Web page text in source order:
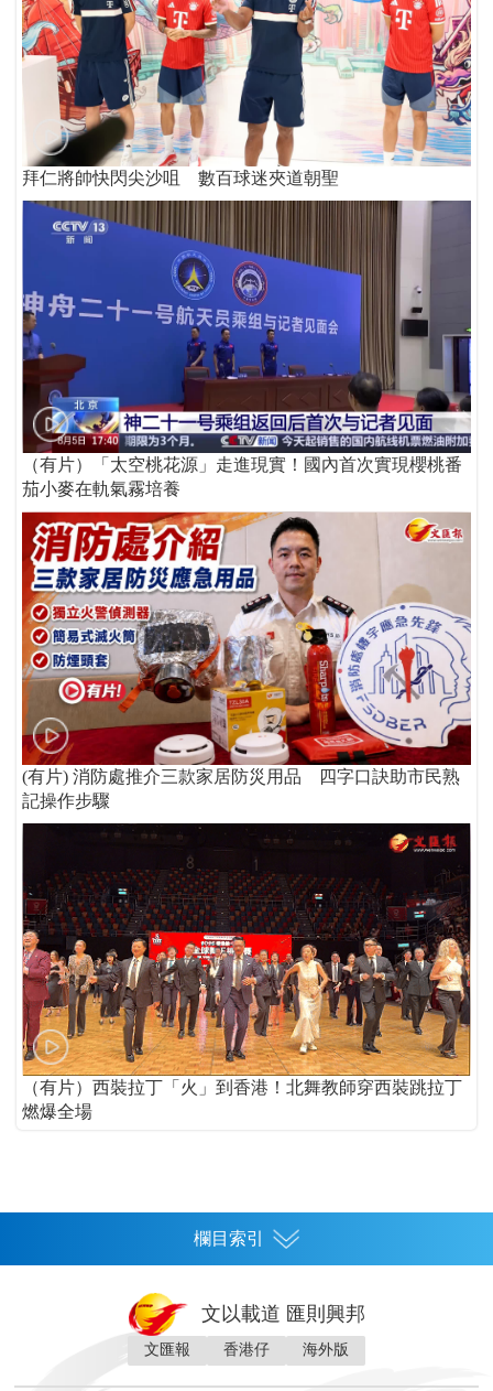
拜仁將帥快閃尖沙咀 數百球迷夾道朝聖
（有片）「太空桃花源」走進現實！國內首次實現櫻桃番
茄小麥在軌氣霧培養
(有片) 消防處推介三款家居防災用品 四字口訣助市民熟
記操作步驟
（有片）西裝拉丁「火」到香港！北舞教師穿西裝跳拉丁
燃爆全場
欄目索引
灣區人
文以載道 匯則興邦
文匯報 香港仔 海外版